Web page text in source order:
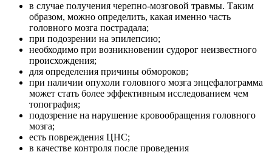
в случае получения черепно-мозговой травмы. Таким
образом, можно определить, какая именно часть
головного мозга пострадала;
при подозрении на эпилепсию;
необходимо при возникновении судорог неизвестного
происхождения;
для определения причины обмороков;
при наличии опухоли головного мозга энцефалограмма
может стать более эффективным исследованием чем
топография;
подозрение на нарушение кровообращения головного
мозга;
есть повреждения ЦНС;
в качестве контроля после проведения